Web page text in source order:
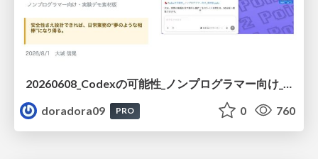
doradora09
PRO 0 760